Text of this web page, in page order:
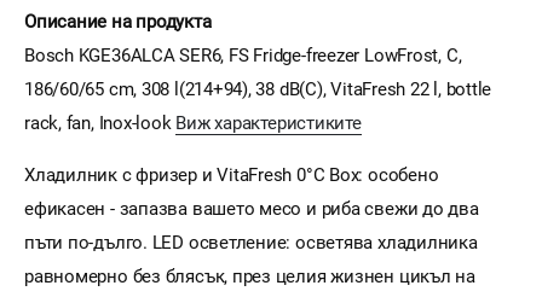
Описание на продукта
Bosch KGE36ALCA SER6, FS Fridge-freezer LowFrost, C,
186/60/65 cm, 308 l(214+94), 38 dB(C), VitaFresh 22 l, bottle
rack, fan, Inox-look Виж характеристиките
Хладилник с фризер и VitaFresh 0°C Box: особено
ефикасен - запазва вашето месо и риба свежи до два
пъти по-дълго. LED осветление: осветява хладилника
равномерно без блясък, през целия жизнен цикъл на